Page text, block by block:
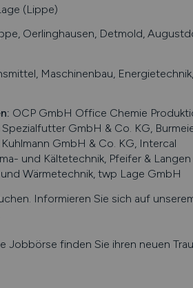
(Lippe)
Oerlinghausen, Detmold,
Maschinenbau, Energietechnik,
: OCP GmbH Office Chemie
GmbH & Co. KG,
GmbH & Co. KG, Intercal
und Kältetechnik, Pfeifer &
Wärmetechnik, twp Lage GmbH
Informieren Sie sich auf
Jobbörse finden Sie ihren neuen